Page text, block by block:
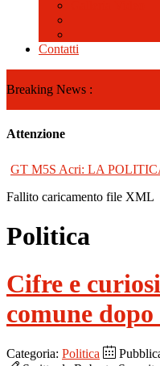
Contatti
Breaking News :
GT M5S Acri: LA
Attenzione
Fallito caricamento file XML
Politica
Cifre e
comune
Categoria: Politica